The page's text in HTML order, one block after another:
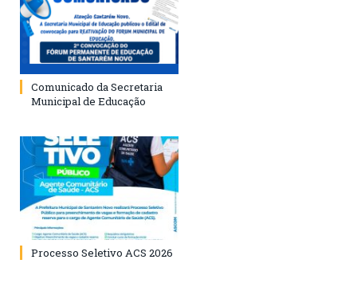
Comunicado da Secretaria
Municipal de Educação
Processo Seletivo ACS 2026